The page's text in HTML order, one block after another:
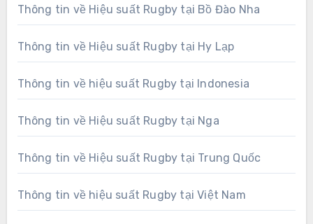
Thông tin về Hiệu suất Rugby tại Bồ Đào Nha
Thông tin về Hiệu suất Rugby tại Hy Lạp
Thông tin về hiệu suất Rugby tại Indonesia
Thông tin về Hiệu suất Rugby tại Nga
Thông tin về Hiệu suất Rugby tại Trung Quốc
Thông tin về hiệu suất Rugby tại Việt Nam